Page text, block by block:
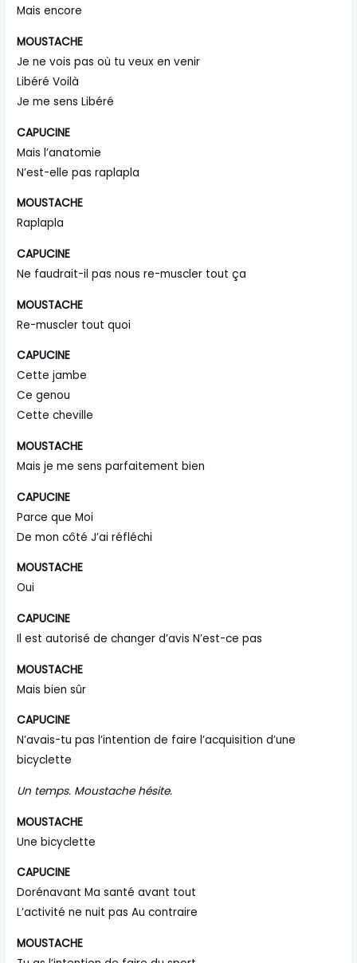
Mais encore
MOUSTACHE
Je ne vois pas où tu veux en venir
Libéré Voilà
Je me sens Libéré
CAPUCINE
Mais l’anatomie
N’est-elle pas raplapla
MOUSTACHE
Raplapla
CAPUCINE
Ne faudrait-il pas nous re-muscler tout ça
MOUSTACHE
Re-muscler tout quoi
CAPUCINE
Cette jambe
Ce genou
Cette cheville
MOUSTACHE
Mais je me sens parfaitement bien
CAPUCINE
Parce que Moi
De mon côté J’ai réfléchi
MOUSTACHE
Oui
CAPUCINE
Il est autorisé de changer d’avis N’est-ce pas
MOUSTACHE
Mais bien sûr
CAPUCINE
N’avais-tu pas l’intention de faire l’acquisition d’une
bicyclette
Un temps. Moustache hésite.
MOUSTACHE
Une bicyclette
CAPUCINE
Dorénavant Ma santé avant tout
L’activité ne nuit pas Au contraire
MOUSTACHE